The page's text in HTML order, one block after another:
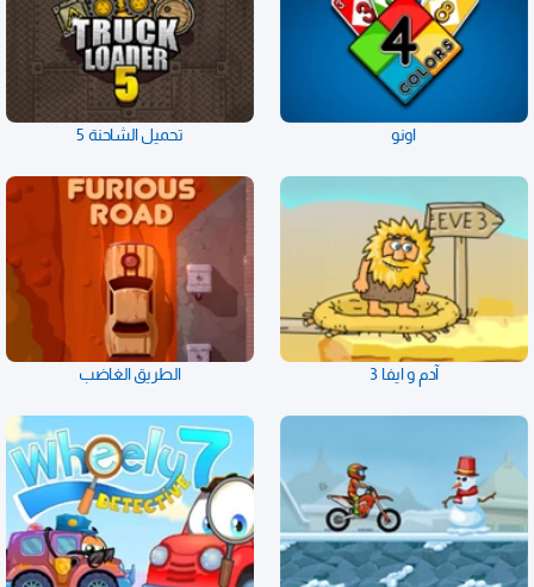
اونو تحميل الشاحنة 5
آدم و ايفا 3 الطريق الغاضب